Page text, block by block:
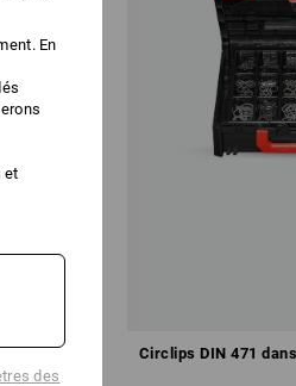
Circlips DIN 471
En
et
des